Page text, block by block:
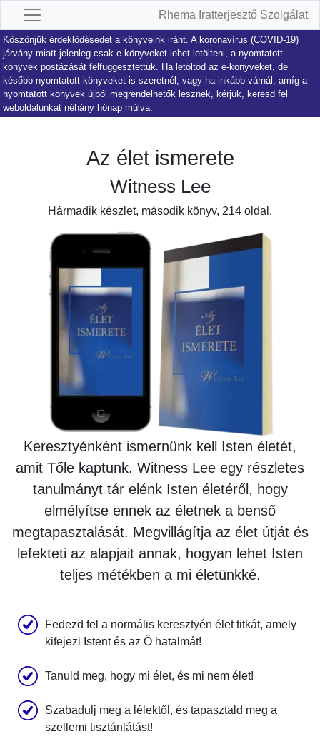
Rhema Iratterjesztő Szolgálat
Köszönjük érdeklődésedet a könyveink iránt. A koronavírus (COVID-19)
járvány miatt jelenleg csak e-könyveket lehet letölteni, a nyomtatott
könyvek postázását felfüggesztettük. Ha letöltöd az e-könyveket, de
később nyomtatott könyveket is szeretnél, vagy ha inkább várnál, amíg a
nyomtatott könyvek újból megrendelhetők lesznek, kérjük, keresd fel
weboldalunkat néhány hónap múlva.
Az élet ismerete
Witness Lee
Hármadik készlet, második könyv, 214 oldal.
Keresztyénként ismernünk kell Isten életét,
amit Tőle kaptunk. Witness Lee egy részletes
tanulmányt tár elénk Isten életéről, hogy
elmélyítse ennek az életnek a benső
megtapasztalását. Megvillágítja az élet útját és
lefekteti az alapjait annak, hogyan lehet Isten
teljes métékben a mi életünkké.
Fedezd fel a normális keresztyén élet titkát, amely
kifejezi Istent és az Ő hatalmát!
Tanuld meg, hogy mi élet, és mi nem élet!
Szabadulj meg a lélektől, és tapasztald meg a
szellemi tisztánlátást!